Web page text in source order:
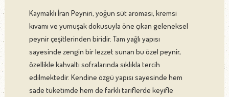
Kaymaklı İran Peyniri, yoğun süt aroması, kremsi
kıvamı ve yumuşak dokusuyla öne çıkan geleneksel
peynir çeşitlerinden biridir. Tam yağlı yapısı
sayesinde zengin bir lezzet sunan bu özel peynir,
özellikle kahvaltı sofralarında sıklıkla tercih
edilmektedir. Kendine özgü yapısı sayesinde hem
sade tüketimde hem de farklı tariflerde keyifle